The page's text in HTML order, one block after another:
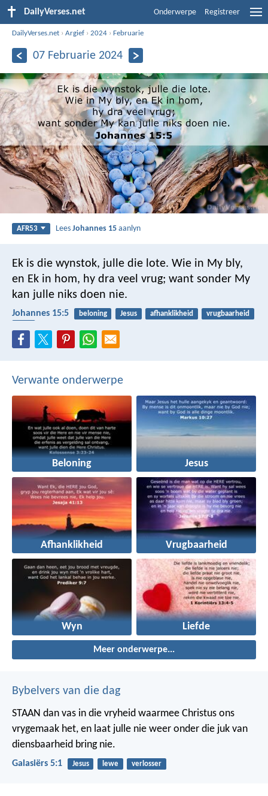
DailyVerses.net Onderwerpe Registreer
DailyVerses.net ›Argief ›2024 ›Februarie
07 Februarie 2024
AFR53 LeesJohannes 15 aanlyn
Ek is die wynstok, julle die lote. Wie in My bly,
en Ek in hom, hy dra veel vrug; want sonder My
kan julle niks doen nie.
Johannes 15:5 beloning Jesus afhanklikheid
vrugbaarheid
Verwante onderwerpe
Beloning Jesus
Afhanklikheid Vrugbaarheid
Wyn Liefde
Meer onderwerpe...
Bybelvers van die dag
STAAN dan vas in die vryheid waarmee Christus ons
vrygemaak het, en laat julle nie weer onder die juk van
diensbaarheid bring nie.
Galasiërs 5:1 Jesus lewe verlosser